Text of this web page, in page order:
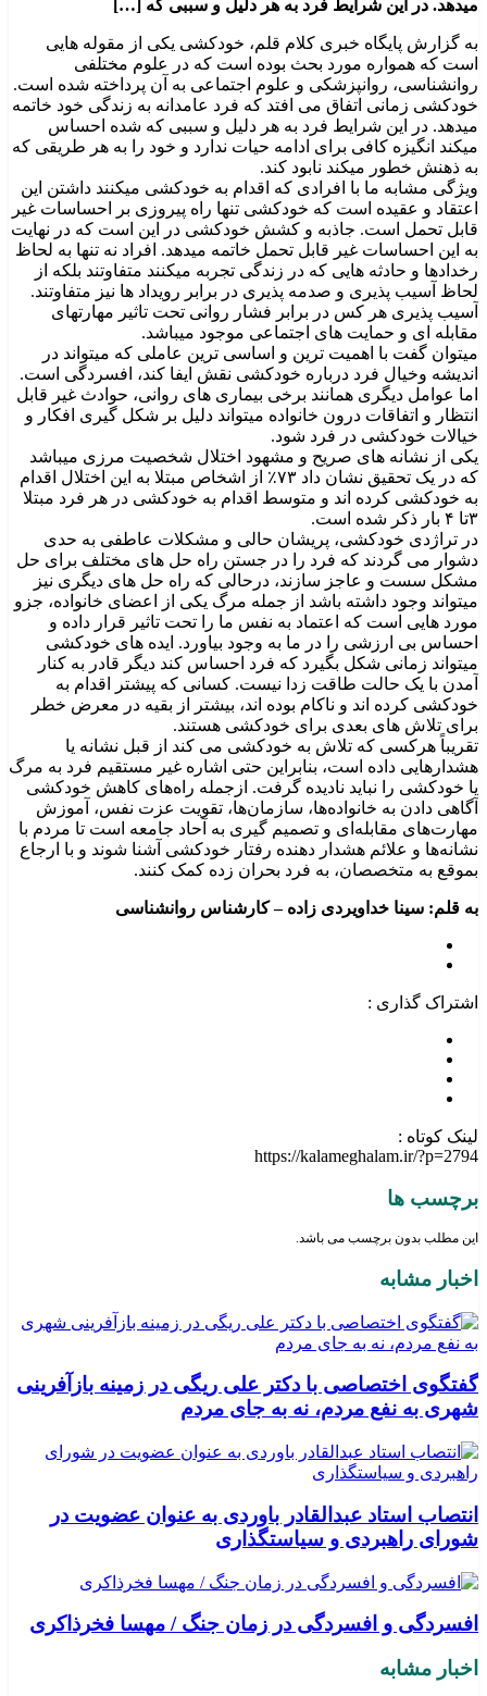
میدهد. در این شرایط فرد به هر دلیل و سببی که […]
به گزارش پایگاه خبری کلام قلم، خودکشی یکی از مقوله هایی
است که همواره مورد بحث بوده است که در علوم مختلفی
روانشناسی، روانپزشکی و علوم اجتماعی به آن پرداخته شده است.
خودکشی زمانی اتفاق می افتد که فرد عامدانه به زندگی خود خاتمه
میدهد. در این شرایط فرد به هر دلیل و سببی که شده احساس
میکند انگیزه کافی برای ادامه حیات ندارد و خود را به هر طریقی که
به ذهنش خطور میکند نابود کند.
ویژگی مشابه ما با افرادی که اقدام به خودکشی میکنند داشتن این
اعتقاد و عقیده است که خودکشی تنها راه پیروزی بر احساسات غیر
قابل تحمل است. جاذبه و کشش خودکشی در این است که در نهایت
به این احساسات غیر قابل تحمل خاتمه میدهد. افراد نه تنها به لحاظ
رخدادها و حادثه هایی که در زندگی تجربه میکنند متفاوتند بلکه از
لحاظ آسیب پذیری و صدمه پذیری در برابر رویداد ها نیز متفاوتند.
آسیب پذیری هر کس در برابر فشار روانی تحت تاثیر مهارتهای
مقابله ای و حمایت های اجتماعی موجود میباشد.
میتوان گفت با اهمیت ترین و اساسی ترین عاملی که میتواند در
اندیشه وخیال فرد درباره خودکشی نقش ایفا کند، افسردگی است.
اما عوامل دیگری همانند برخی بیماری های روانی، حوادث غیر قابل
انتظار و اتفاقات درون خانواده میتواند دلیل بر شکل گیری افکار و
خیالات خودکشی در فرد شود.
یکی از نشانه های صریح و مشهود اختلال شخصیت مرزی میباشد
که در یک تحقیق نشان داد ۷۳٪ از اشخاص مبتلا به این اختلال اقدام
به خودکشی کرده اند و متوسط اقدام به خودکشی در هر فرد مبتلا
۳تا ۴ بار ذکر شده است.
در تراژدی خودکشی، پریشان حالی و مشکلات عاطفی به حدی
دشوار می گردند که فرد را در جستن راه حل های مختلف برای حل
مشکل سست و عاجز سازند، درحالی که راه حل های دیگری نیز
میتواند وجود داشته باشد از جمله مرگ یکی از اعضای خانواده، جزو
مورد هایی است که اعتماد به نفس ما را تحت تاثیر قرار داده و
احساس بی ارزشی را در ما به وجود بیاورد. ایده های خودکشی
میتواند زمانی شکل بگیرد که فرد احساس کند دیگر قادر به کنار
آمدن با یک حالت طاقت زدا نیست. کسانی که پیشتر اقدام به
خودکشی کرده اند و ناکام بوده اند، بیشتر از بقیه در معرض خطر
برای تلاش های بعدی برای خودکشی هستند.
تقریباً هرکسی که تلاش به خودکشی می کند از قبل نشانه یا
هشدارهایی داده است، بنابراین حتی اشاره غیر مستقیم فرد به مرگ
یا خودکشی را نباید نادیده گرفت. ازجمله راه‌های کاهش خودکشی
آگاهی دادن به خانواده‌ها، سازمان‌ها، تقویت عزت نفس، آموزش
مهارت‌های مقابله‌ای و تصمیم گیری به آحاد جامعه است تا مردم با
نشانه‌ها و علائم هشدار دهنده رفتار خودکشی آشنا شوند و با ارجاع
بموقع به متخصصان، به فرد بحران زده کمک کنند.
به قلم: سینا خداویردی زاده – کارشناس روانشناسی
اشتراک گذاری :
لینک کوتاه :
https://kalameghalam.ir/?p=2794
برچسب ها
این مطلب بدون برچسب می باشد.
اخبار مشابه
گفتگوی اختصاصی با دکتر علی ریگی در زمینه بازآفرینی
شهری به نفع مردم، نه به جای مردم
انتصاب استاد عبدالقادر باوردی به عنوان عضویت در
شورای راهبردی و سیاستگذاری
افسردگی و افسردگی در زمان جنگ / مهسا فخرذاکری
اخبار مشابه